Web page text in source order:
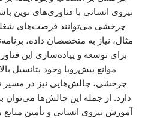
نیروی انسانی با فناوری‌های نوین
چرخشی می‌توانند فرصت‌های شغلی
مثال، نیاز به متخصصان داده،
برای توسعه و پیاده‌سازی این
موانع پیش‌روبا وجود پتانسیل
چرخشی، چالش‌هایی نیز در مسیر
دارد. از جمله این چالش‌ها می‌توان
آموزش نیروی انسانی و تأمین منابع